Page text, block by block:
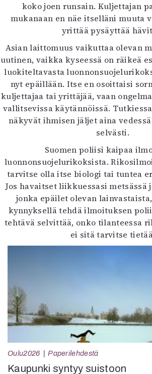
koko joen runsain. Kuljettajan
mukanaan en näe itselläni muuta
yrittää pysäyttää
Asian laittomuus vaikuttaa olevan
uutinen, vaikka kyseessä on räikeä
luokiteltavasta
nyt epäillään. Itse en osoittaisi
kuljettajaa tai yrittäjää, vaan
vallitsevissa käytännöissä.
näkyvät ihmisen jäljet aina
selvästi.
Suomen poliisi kaipaa
luonnonsuojelurikoksista.
tarvitse olla itse biologi tai tuntea
Jos havaitset liikkuessasi
jonka epäilet olevan
kynnyksellä tehdä ilmoituksen
tehtävä selvittää, onko tilanteessa
ei sitä tarvitse
Oulu2026 Paperilehdestä
Kaupunki syntyy suistoon